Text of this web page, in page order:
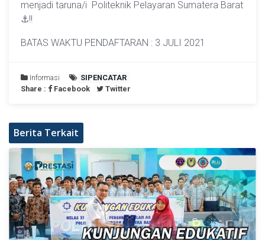
menjadi taruna/i Politeknik Pelayaran Sumatera Barat
⚓!!
BATAS WAKTU PENDAFTARAN : 3 JULI 2021
Informasi
SIPENCATAR
Share :
Facebook Twitter
Berita Terkait